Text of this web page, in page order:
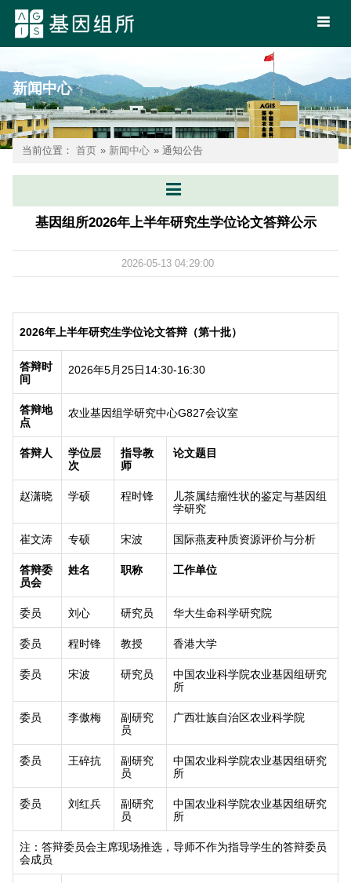
新闻中心
当前位置： 首页 » 新闻中心 » 通知公告
基因组所2026年上半年研究生学位论文答辩公示
2026-05-13 04:29:00
2026年上半年研究生学位论文答辩（第十批）
答辩时
间
2026年5月 25日14:30-16:30
答辩地
点
农业基因组学研究中心G827会议室
答辩人
学位层
次
指导教
师
论文题目
赵潇晓 学硕 程时锋
儿茶属结瘤性状的鉴定与基因组
学研究
崔文涛 专硕 宋波 国际燕麦种质资源评价与分析
答辩委
员会
姓名 职称 工作单位
委员 刘心 研究员 华大生命科学研究院
委员 程时锋 教授 香港大学
委员 宋波 研究员
中国农业科学院农业基因组研究
所
委员 李傲梅
副研究
员
广西壮族自治区农业科学院
委员 王碎抗
副研究
员
中国农业科学院农业基因组研究
所
委员 刘红兵
副研究
员
中国农业科学院农业基因组研究
所
注：答辩委员会主席现场推选，导师不作为指导学生的答辩委员
会成员